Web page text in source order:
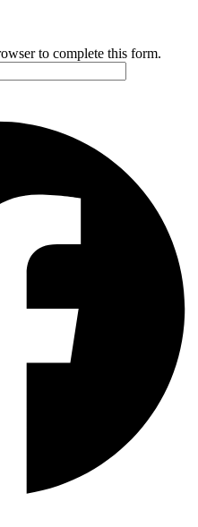
to complete this form.